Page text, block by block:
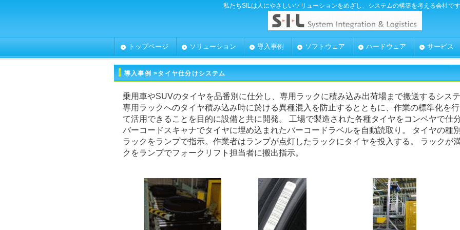
私たちSILは人にやさしいソリューションをめざし、システムの構築を考える会社で
導入事例 >タイヤ仕分けシステム
乗用車やSUVのタイヤを品番別に仕分し、専用ラックに積み込み出荷場まで搬送するシス
専用ラックへのタイヤ積み込み時に於ける異種混入を防止するとともに、作業の標準化を
て活用できることを目的に設備と共に開発。 工場で製造された各種タイヤをコンベヤで仕
バーコードスキャナでタイヤに埋め込まれたバーコードラベルを自動読取り。 タイヤの種
ラックをランプで指示。作業者はランプが点灯したラックにタイヤを投入する。 ラックが
クをランプでフォークリフト担当者に搬出指示。
トップページ ソリューション 導入事例 ソフトウェア ハードウェア サービス